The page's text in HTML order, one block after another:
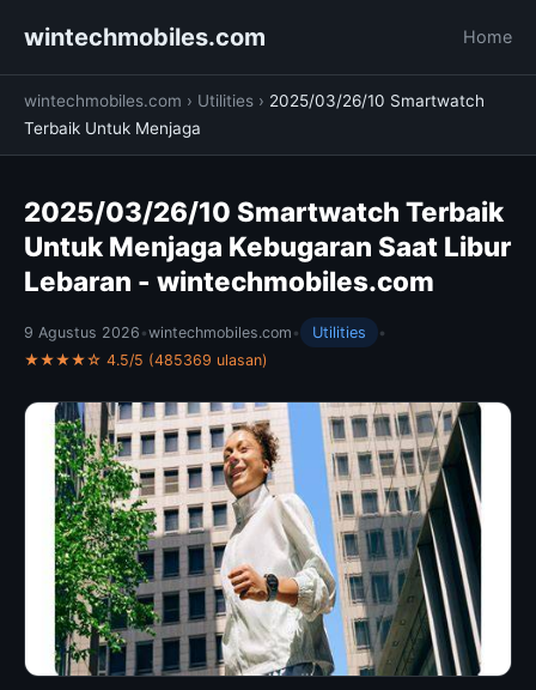
wintechmobiles.com Home
wintechmobiles.com › Utilities › 2025/03/26/10 Smartwatch
Terbaik Untuk Menjaga
2025/03/26/10 Smartwatch Terbaik
Untuk Menjaga Kebugaran Saat Libur
Lebaran - wintechmobiles.com
9 Agustus 2026 •wintechmobiles.com • Utilities
•
★★★★☆ 4.5/5 (485369 ulasan)